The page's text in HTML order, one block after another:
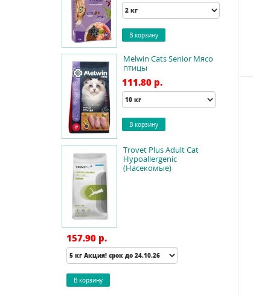
Melwin Cats Senior Мясо
птицы
111.80 p.
Trovet Plus Adult Cat
Hypoallergenic
(Насекомые)
157.90 p.